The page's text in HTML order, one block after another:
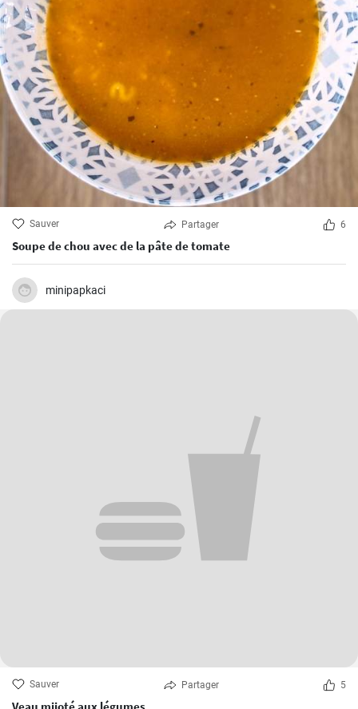
Sauver Partager 6
Soupe de chou avec de la pâte de tomate
minipapkaci
Sauver Partager 5